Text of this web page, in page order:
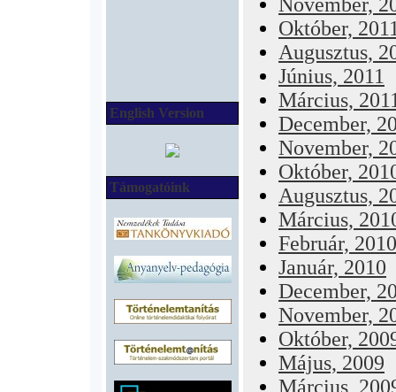
English Version
Támogatóink
Október,
Augusztus,
Június, 2011
Március,
December,
November,
Október,
Augusztus,
Március,
Február, 2010
Január, 2010
December,
November,
Október,
Május, 2009
Március,